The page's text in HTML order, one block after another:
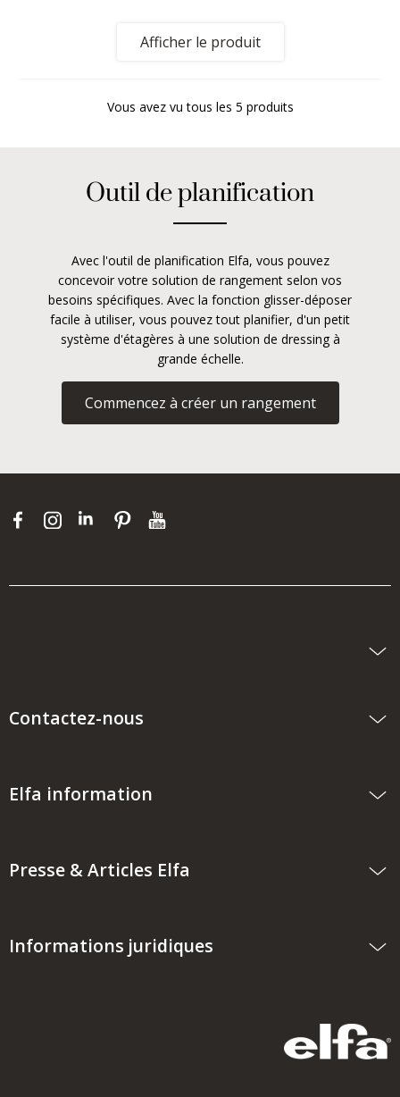
Afficher le produit
Vous avez vu tous les 5 produits
Outil de planification
Avec l'outil de planification Elfa, vous pouvez
concevoir votre solution de rangement selon vos
besoins spécifiques. Avec la fonction glisser-déposer
facile à utiliser, vous pouvez tout planifier, d'un petit
système d'étagères à une solution de dressing à
grande échelle.
Commencez à créer un rangement
Contactez-nous
Elfa information
Presse & Articles Elfa
Informations juridiques